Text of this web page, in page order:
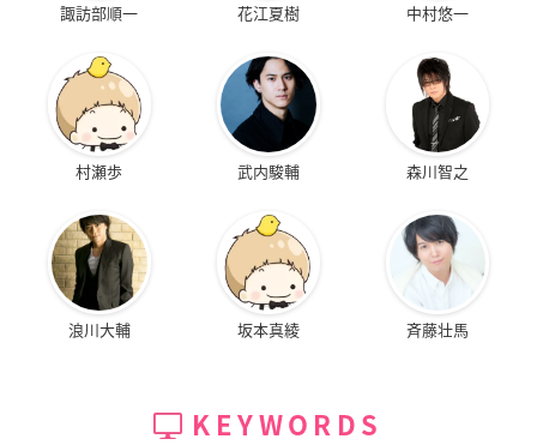
諏訪部順一 花江夏樹 中村悠一
村瀬歩 武内駿輔 森川智之
浪川大輔 坂本真綾 斉藤壮馬
KEYWORDS